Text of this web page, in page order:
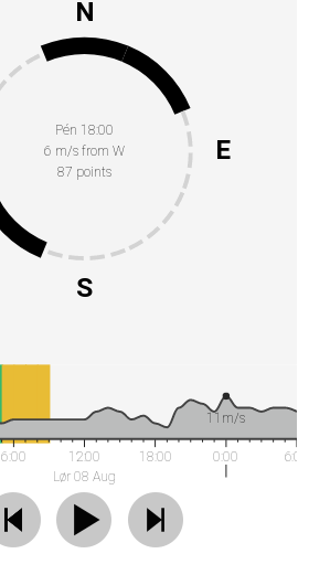
Pén 18:00
6 m/s from W
87 points
N
E
S
6:00
12:00
Lør 08 Aug
18:00 0:00 6:00
11m/s